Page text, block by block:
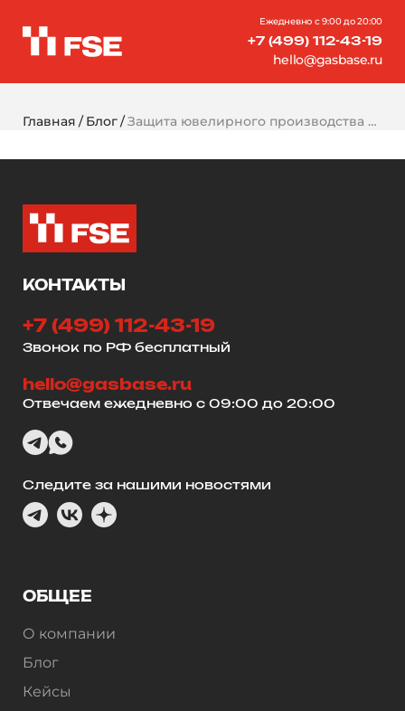
Ежедневно с 9:00 до 20:00
+7 (499) 112-43-19
hello@gasbase.ru
Главная Блог Защита ювелирного производства от пожара
ОБЩЕЕ
О компании
Блог
Кейсы
КОНТАКТЫ
+7 (499) 112-43-19
Звонок по РФ бесплатный
hello@gasbase.ru
Отвечаем ежедневно с 09:00 до 20:00
Следите за нашими новостями